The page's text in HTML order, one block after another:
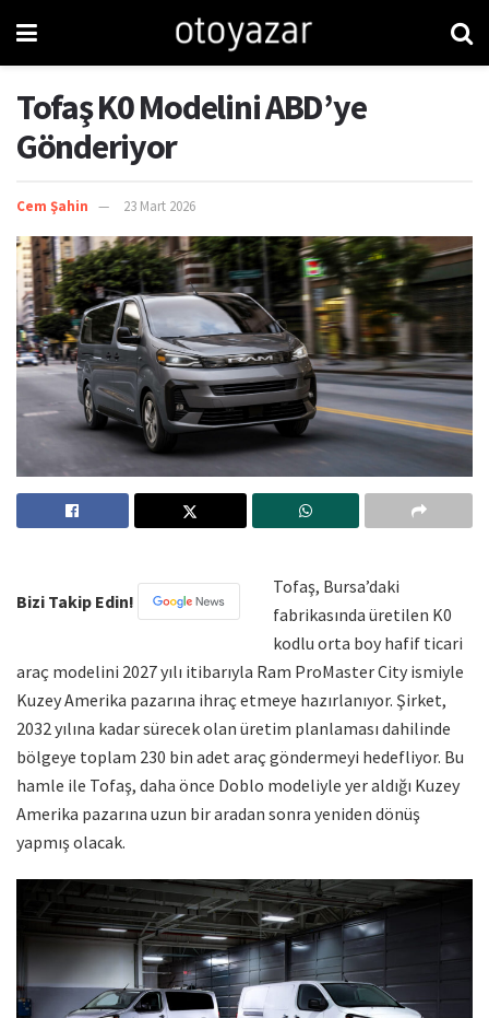
Tofaş K0 Modelini ABD’ye
Gönderiyor
Cem Şahin 23 Mart 2026
Bizi Takip Edin!
Tofaş, Bursa’daki
fabrikasında üretilen K0
kodlu orta boy hafif ticari
araç modelini 2027 yılı itibarıyla Ram ProMaster City ismiyle
Kuzey Amerika pazarına ihraç etmeye hazırlanıyor. Şirket,
2032 yılına kadar sürecek olan üretim planlaması dahilinde
bölgeye toplam 230 bin adet araç göndermeyi hedefliyor. Bu
hamle ile Tofaş, daha önce Doblo modeliyle yer aldığı Kuzey
Amerika pazarına uzun bir aradan sonra yeniden dönüş
yapmış olacak.